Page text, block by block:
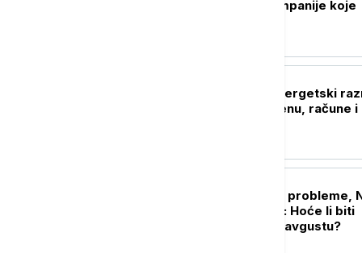
subvencije za kompanije koje
Kupujete stan? Energetski
može da odluči cenu, račune i
Nizak Dunav pravi probleme,
pojačava preradu: Hoće li biti
dovoljno goriva u avgustu?